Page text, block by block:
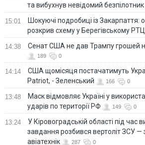
та вибухнув невідомий безпілотник
15:01
Шокуючі подробиці із Закарпаття:
розкрив схему у Берегівському
14:38 Сенат США не дав Трампу грошей
189 0
14:14
США щомісяця постачатимуть
Patriot, - Зеленський
166 0
13:48
Маск відмовляє Україні у
ударів по території РФ
149 0
13:24
У Кіровоградській області під час
завдання розбився вертоліт ЗСУ —
авіатехнік
287 0